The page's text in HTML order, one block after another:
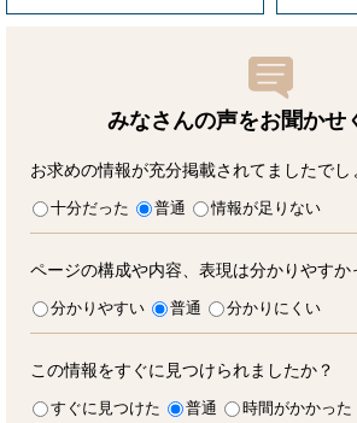
みなさんの声をお聞かせ
お求めの情報が充分掲載されてましたでし
十分だった 普通 情報が足りない
ページの構成や内容、表現は分かりやすか
分かりやすい 普通 分かりにくい
この情報をすぐに見つけられましたか？
すぐに見つけた 普通 時間がかかった